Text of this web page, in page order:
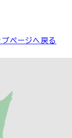
プページへ戻る